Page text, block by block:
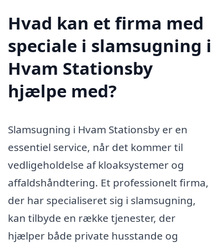
Hvad kan et firma med
speciale i slamsugning i
Hvam Stationsby
hjælpe med?
Slamsugning i Hvam Stationsby er en
essentiel service, når det kommer til
vedligeholdelse af kloaksystemer og
affaldshåndtering. Et professionelt firma,
der har specialiseret sig i slamsugning,
kan tilbyde en række tjenester, der
hjælper både private husstande og